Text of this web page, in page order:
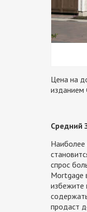
Цена на
изданием
Средний
Наиболее
спрос
Mortgage
избежите
продаст